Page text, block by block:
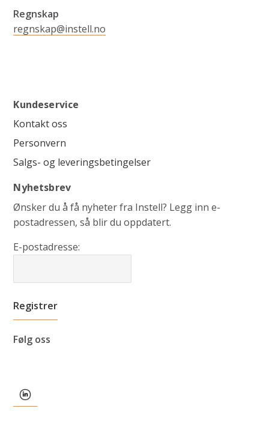
Regnskap
regnskap@instell.no
Kundeservice
Kontakt oss
Personvern
Salgs- og leveringsbetingelser
Nyhetsbrev
Ønsker du å få nyheter fra Instell? Legg inn e-
postadressen, så blir du oppdatert.
E-postadresse:
Følg oss